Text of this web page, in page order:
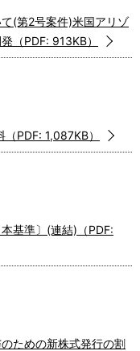
(第2号案件)米国アリゾ
（PDF: 913KB）
PDF: 1,087KB）
基準〕(連結)（PDF:
ための新株式発行の割